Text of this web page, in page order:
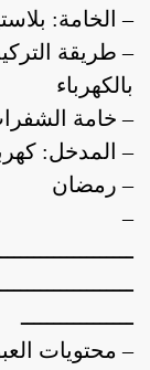
– الخامة:
– طريقة
بالكهرباء
– خامة
– المدخل:
– رمضان
–
ـــــــــــــــــ
– محتويات